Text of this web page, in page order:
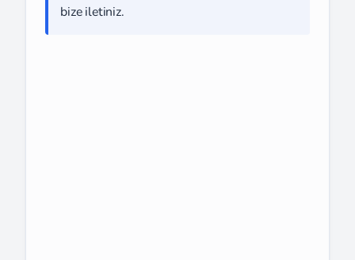
bize iletiniz.